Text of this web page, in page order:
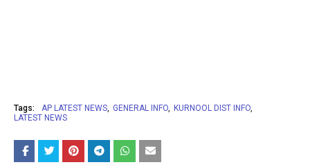
Tags: AP LATEST NEWS GENERAL INFO
KURNOOL DIST INFO
LATEST NEWS